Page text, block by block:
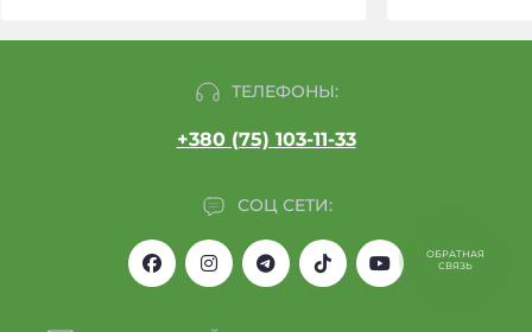
ТЕЛЕФОНЫ:
+380 (75) 103-11-33
СОЦ СЕТИ:
ОБРАТНАЯ
СВЯЗЬ